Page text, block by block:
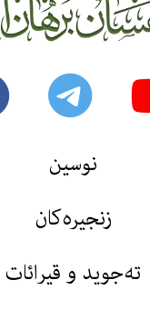
نوسین
زنجیرەکان
تەجوید و قیرائات